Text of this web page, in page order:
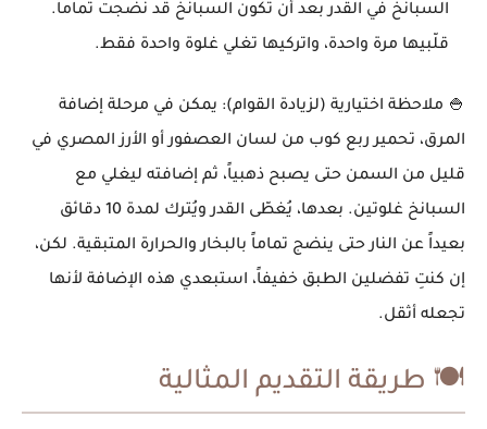
السبانخ في القدر بعد أن تكون السبانخ قد نضجت تماماً.
قلّبيها مرة واحدة، واتركيها تغلي غلوة واحدة فقط.
🍚 ملاحظة اختيارية (لزيادة القوام): يمكن في مرحلة إضافة
المرق، تحمير ربع كوب من لسان العصفور أو الأرز المصري في
قليل من السمن حتى يصبح ذهبياً، ثم إضافته ليغلي مع
السبانخ غلوتين. بعدها، يُغطّى القدر ويُترك لمدة 10 دقائق
بعيداً عن النار حتى ينضج تماماً بالبخار والحرارة المتبقية. لكن،
إن كنتِ تفضلين الطبق خفيفاً، استبعدي هذه الإضافة لأنها
تجعله أثقل.
🍽️ طريقة التقديم المثالية